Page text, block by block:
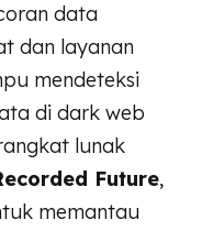
data
dan layanan
mendeteksi
di dark web
lunak
Future,
memantau